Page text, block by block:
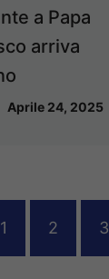
a Papa
arriva
Aprile 24, 2025
1 2 3